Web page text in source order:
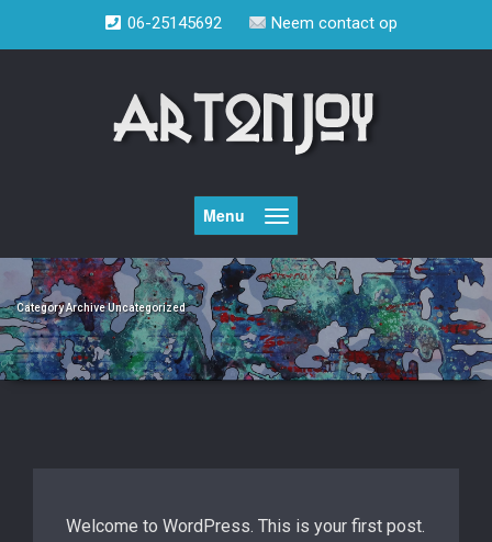
inhoud
06-25145692 Neem contact op
Menu
Category Archive Uncategorized
Welcome to WordPress. This is your first post.